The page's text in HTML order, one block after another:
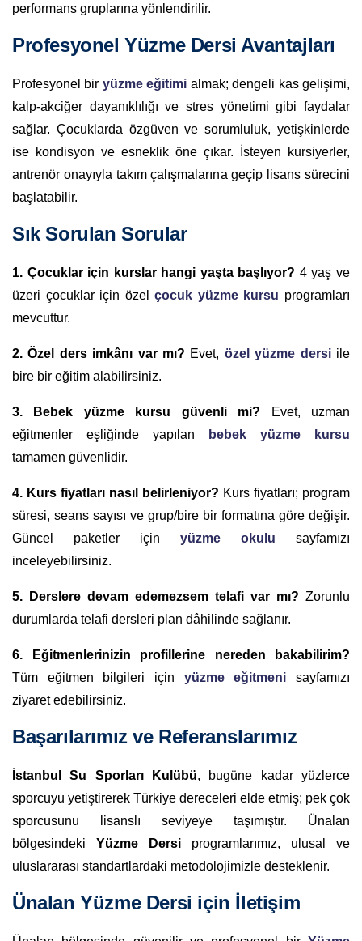
performans gruplarına yönlendirilir.
Profesyonel Yüzme Dersi Avantajları
Profesyonel bir yüzme eğitimi almak; dengeli kas gelişimi,
kalp-akciğer dayanıklılığı ve stres yönetimi gibi faydalar
sağlar. Çocuklarda özgüven ve sorumluluk, yetişkinlerde
ise kondisyon ve esneklik öne çıkar. İsteyen kursiyerler,
antrenör onayıyla takım çalışmalarına geçip lisans sürecini
başlatabilir.
Sık Sorulan Sorular
1. Çocuklar için kurslar hangi yaşta başlıyor? 4 yaş ve
üzeri çocuklar için özelçocuk yüzme kursu programları
mevcuttur.
2. Özel ders imkânı var mı? Evet, özel yüzme dersiile
bire bir eğitim alabilirsiniz.
3. Bebek yüzme kursu güvenli mi? Evet, uzman
eğitmenler eşliğinde yapılan
bebek yüzme kursu
tamamen güvenlidir.
4. Kurs fiyatları nasıl belirleniyor? Kurs fiyatları; program
süresi, seans sayısı ve grup/bire bir formatına göre değişir.
Güncel paketler için yüzme okulu sayfamızı
inceleyebilirsiniz.
5. Derslere devam edemezsem telafi var mı? Zorunlu
durumlarda telafi dersleri plan dâhilinde sağlanır.
6. Eğitmenlerinizin profillerine nereden bakabilirim?
Tüm eğitmen bilgileri için yüzme eğitmeni sayfamızı
ziyaret edebilirsiniz.
Başarılarımız ve Referanslarımız
İstanbul Su Sporları Kulübü, bugüne kadar yüzlerce
sporcuyu yetiştirerek Türkiye dereceleri elde etmiş; pek çok
sporcusunu lisanslı seviyeye taşımıştır. Ünalan
bölgesindeki Yüzme Dersi programlarımız, ulusal ve
uluslararası standartlardaki metodolojimizle desteklenir.
Ünalan Yüzme Dersi için İletişim